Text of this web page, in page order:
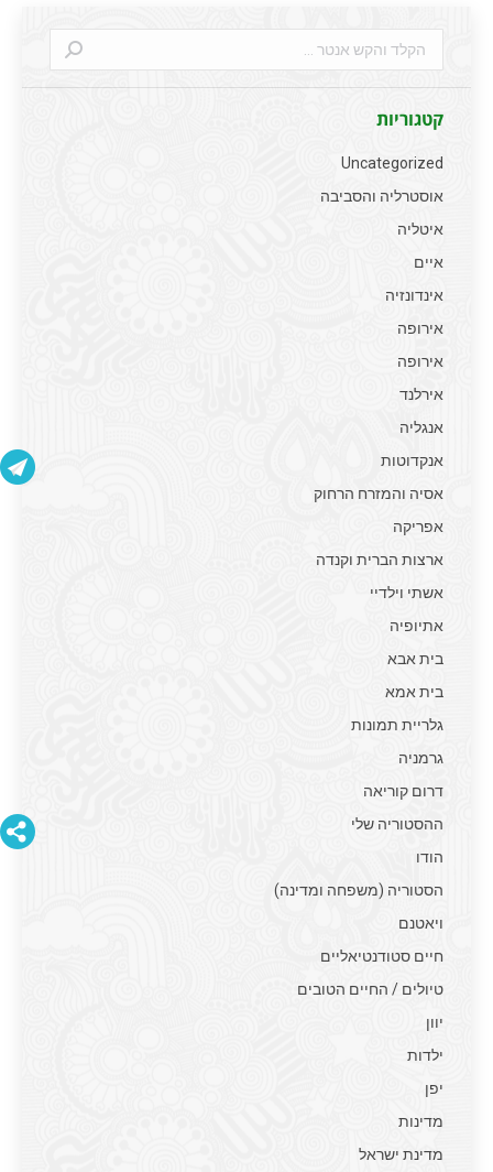
Search:
קטגוריות
Uncategorized
אוסטרליה והסביבה
איטליה
איים
אינדונזיה
אירופה
אירופה
אירלנד
אנגליה
אנקדוטות
אסיה והמזרח הרחוק
אפריקה
ארצות הברית וקנדה
אשתי וילדיי
אתיופיה
בית אבא
בית אמא
גלריית תמונות
גרמניה
דרום קוריאה
ההסטוריה שלי
הודו
הסטוריה (משפחה ומדינה)
ויאטנם
חיים סטודנטיאליים
טיולים / החיים הטובים
יוון
ילדות
יפן
מדינות
מדינת ישראל